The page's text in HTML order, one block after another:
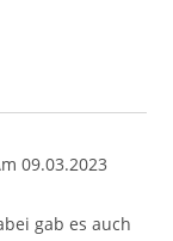
09.03.2023
gab es auch